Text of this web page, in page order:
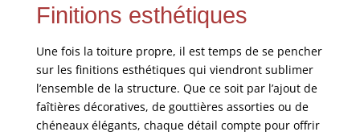
Finitions esthétiques
Une fois la toiture propre, il est temps de se pencher
sur les finitions esthétiques qui viendront sublimer
l’ensemble de la structure. Que ce soit par l’ajout de
faîtières décoratives, de gouttières assorties ou de
chéneaux élégants, chaque détail compte pour offrir